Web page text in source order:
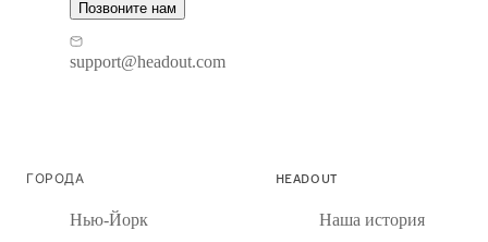
Позвоните нам
support@headout.com
ГОРОДА
Нью-Йорк
HEADOUT
Наша история